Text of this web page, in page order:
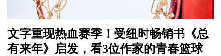
文字重现热血赛季！受纽时畅销书《总
有来年》启发，看3位作家的青春篮球